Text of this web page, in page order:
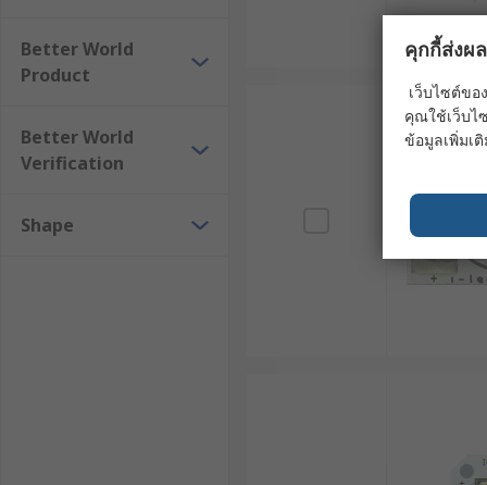
Better World
Product
Better World
Verification
Shape
คุกกี้ส่งผ
เว็บไซต์ข
คุณใช้เว็บไ
ข้อมูลเพิ่มเ